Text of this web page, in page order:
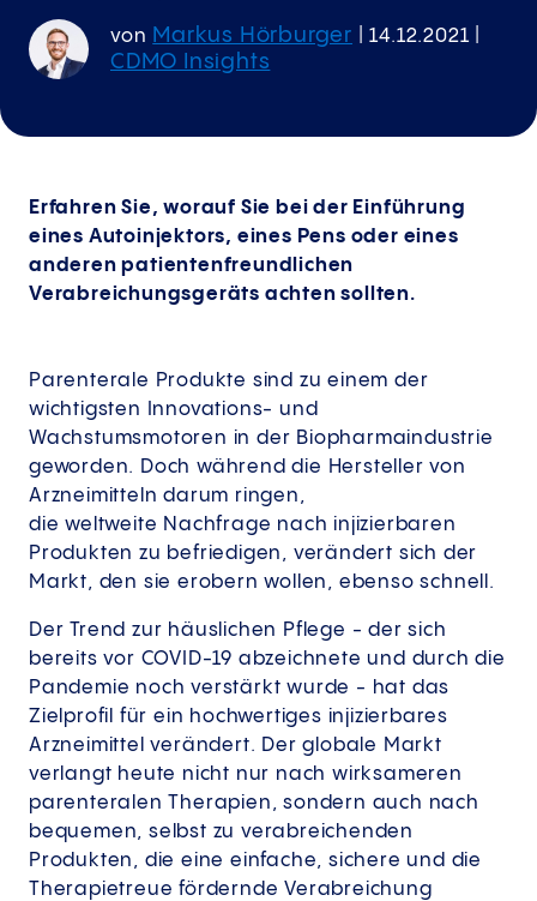
von Markus Hörburger |14.12.2021
CDMO Insights
Erfahren Sie, worauf Sie bei der Einführung
eines Autoinjektors, eines Pens oder eines
anderen patientenfreundlichen
Verabreichungsgeräts achten sollten.
Parenterale Produkte sind zu einem der
wichtigsten Innovations- und
Wachstumsmotoren in der Biopharmaindustrie
geworden. Doch während die Hersteller von
Arzneimitteln darum ringen,
die weltweite Nachfrage nach injizierbaren
Produkten zu befriedigen, verändert sich der
Markt, den sie erobern wollen, ebenso schnell.
Der Trend zur häuslichen Pflege - der sich
bereits vor COVID-19 abzeichnete und durch die
Pandemie noch verstärkt wurde - hat das
Zielprofil für ein hochwertiges injizierbares
Arzneimittel verändert. Der globale Markt
verlangt heute nicht nur nach wirksameren
parenteralen Therapien, sondern auch nach
bequemen, selbst zu verabreichenden
Produkten, die eine einfache, sichere und die
Therapietreue fördernde Verabreichung